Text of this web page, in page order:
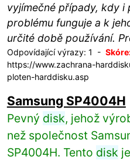
vyjímečné případy, kdy i
problému funguje a k
určité době používání.
Odpovídající výrazy: 1 -
https://www.zachrana-
ploten-harddisku.asp
Samsung SP4004H
Pevný disk, jehož
než společnost
SP4004H. Tento disk